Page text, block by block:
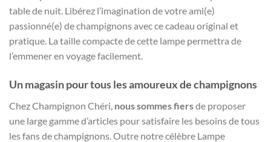
table de nuit. Libérez l’imagination de votre ami(e)
passionné(e) de champignons avec ce cadeau original et
pratique. La taille compacte de cette lampe permettra de
l’emmener en voyage facilement.
Un magasin pour tous les amoureux de champignons
Chez Champignon Chéri, nous sommes fiersde proposer
une large gamme d’articles pour satisfaire les besoins de tous
les fans de champignons. Outre notre célèbre Lampe